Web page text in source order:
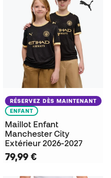
RÉSERVEZ DÈS MAINTENANT
ENFANT
Maillot Enfant
Manchester City
Extérieur 2026-2027
79,99 €